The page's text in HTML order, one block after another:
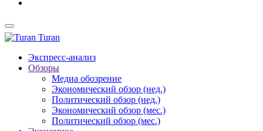
Turan
Экспресс-анализ
Обзоры
Медиа обозрение
Экономический обзор (нед.)
Политический обзор (нед.)
Экономический обзор (мес.)
Политический обзор (мес.)